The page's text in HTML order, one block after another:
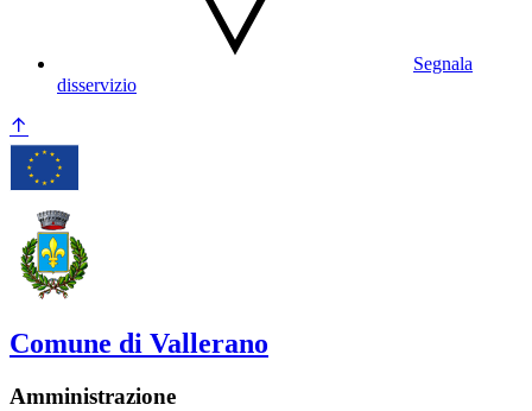
Segnala
disservizio
Comune di Vallerano
Amministrazione